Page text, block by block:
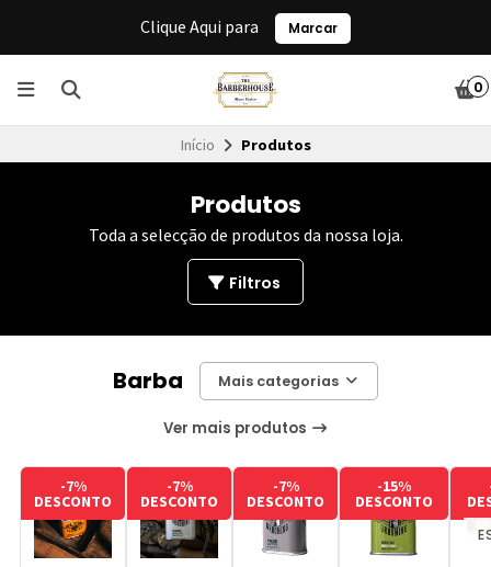
Clique Aqui para Marcar
0
Início Produtos
Produtos
Toda a selecção de produtos da nossa loja.
Filtros
Barba Mais categorias
Ver mais produtos
-7%
DESCONTO
-7%
DESCONTO
-7%
DESCONTO
-15%
DESCONTO